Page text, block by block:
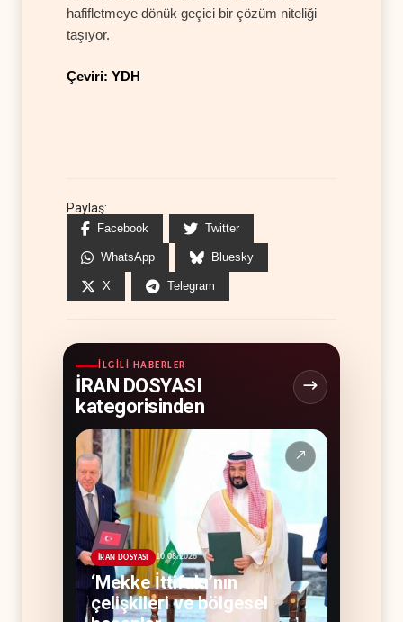
hafifletmeye dönük geçici bir çözüm niteliği
taşıyor.
Çeviri: YDH
Paylaş:
Facebook Twitter
WhatsApp Bluesky
X Telegram
İLGILI HABERLER
İRAN DOSYASI
kategorisinden
↗
İRAN DOSYASI 10.08.2026
‘Mekke İttifakı’nın
çelişkileri ve bölgesel